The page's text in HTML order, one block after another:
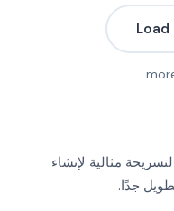
Load
مثالية لإنشاء
جدًا.